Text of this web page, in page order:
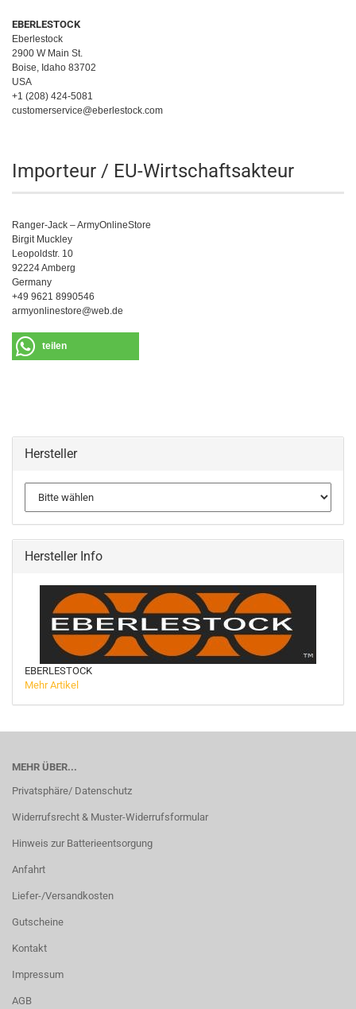
EBERLESTOCK
Eberlestock
2900 W Main St.
Boise, Idaho 83702
USA
+1 (208) 424-5081
customerservice@eberlestock.com
Importeur / EU-Wirtschaftsakteur
Ranger-Jack – ArmyOnlineStore
Birgit Muckley
Leopoldstr. 10
92224 Amberg
Germany
+49 9621 8990546
armyonlinestore@web.de
teilen
Hersteller
Hersteller Info
EBERLESTOCK
Mehr Artikel
MEHR ÜBER...
Privatsphäre/ Datenschutz
Widerrufsrecht & Muster-Widerrufsformular
Hinweis zur Batterieentsorgung
Anfahrt
Liefer-/Versandkosten
Gutscheine
Kontakt
Impressum
AGB